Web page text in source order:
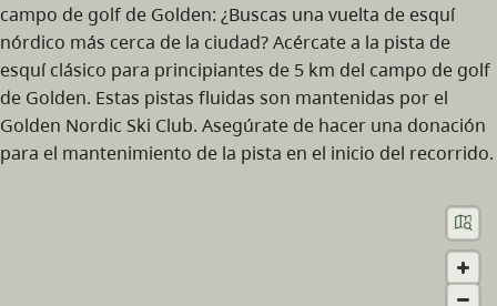
campo de golf de Golden: ¿Buscas una vuelta de esquí
nórdico más cerca de la ciudad? Acércate a la pista de
esquí clásico para principiantes de 5 km del campo de golf
de Golden. Estas pistas fluidas son mantenidas por el
Golden Nordic Ski Club. Asegúrate de hacer una donación
para el mantenimiento de la pista en el inicio del recorrido.